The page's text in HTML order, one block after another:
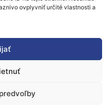
ovplyvniť určité vlastnosti a
podpory
a služby
pre výskum